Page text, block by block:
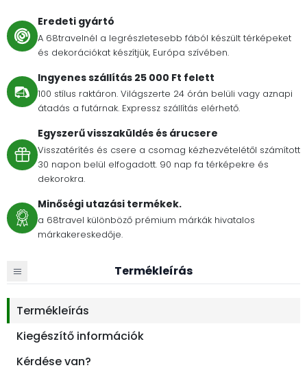
Eredeti gyártó
A 68travelnél a legrészletesebb fából készült térképeket
és dekorációkat készítjük, Európa szívében.
Ingyenes szállítás 25 000 Ft felett
100 stílus raktáron. Világszerte 24 órán belüli vagy aznapi
átadás a futárnak. Expressz szállítás elérhető.
Egyszerű visszaküldés és árucsere
Visszatérítés és csere a csomag kézhezvételétől számított
30 napon belül elfogadott. 90 nap fa térképekre és
dekorokra.
Minőségi utazási termékek.
a 68travel különböző prémium márkák hivatalos
márkakereskedője.
Termékleírás
Termékleírás
Kiegészítő információk
Kérdése van?